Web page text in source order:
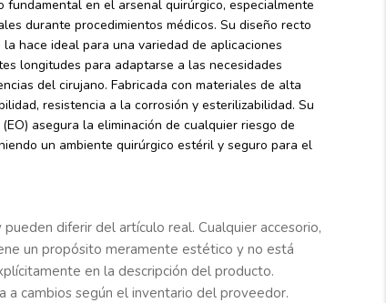
en el arsenal quirúrgico, especialmente
durante procedimientos médicos. Su diseño recto
hace ideal para una variedad de aplicaciones
longitudes para adaptarse a las necesidades
del cirujano. Fabricada con materiales de alta
resistencia a la corrosión y esterilizabilidad. Su
asegura la eliminación de cualquier riesgo de
un ambiente quirúrgico estéril y seguro para el
diferir del artículo real. Cualquier accesorio,
un propósito meramente estético y no está
en la descripción del producto.
cambios según el inventario del proveedor.